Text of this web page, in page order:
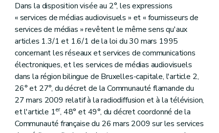
Dans la disposition visée au 2°, les expressions
« services de médias audiovisuels » et « fournisseurs de
services de médias » revêtent le même sens qu'aux
articles 1.3/1 et 1.6/1 de la loi du 30 mars 1995
concernant les réseaux et services de communications
électroniques, et les services de médias audiovisuels
dans la région bilingue de Bruxelles-capitale, l'article 2,
26° et 27°, du décret de la Communauté flamande du
27 mars 2009 relatif à la radiodiffusion et à la télévision,
et l'article 1er, 48° et 49°, du décret coordonné de la
Communauté française du 26 mars 2009 sur les services